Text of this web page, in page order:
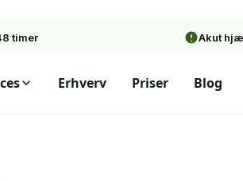
timer Akut
Erhverv Priser Blog